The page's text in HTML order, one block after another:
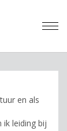
en als
leiding bij